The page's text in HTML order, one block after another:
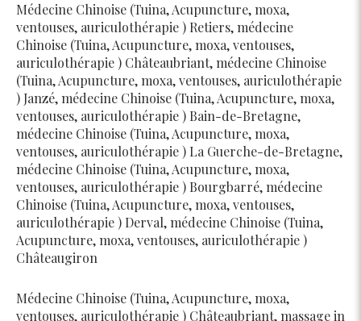
Médecine Chinoise (Tuina, Acupuncture, moxa,
ventouses, auriculothérapie ) Retiers,médecine
Chinoise (Tuina, Acupuncture, moxa, ventouses,
auriculothérapie ) Châteaubriant,médecine Chinoise
(Tuina, Acupuncture, moxa, ventouses, auriculothérapie
) Janzé,médecine Chinoise (Tuina, Acupuncture, moxa,
ventouses, auriculothérapie ) Bain-de-Bretagne,
médecine Chinoise (Tuina, Acupuncture, moxa,
ventouses, auriculothérapie ) La Guerche-de-Bretagne,
médecine Chinoise (Tuina, Acupuncture, moxa,
ventouses, auriculothérapie ) Bourgbarré,médecine
Chinoise (Tuina, Acupuncture, moxa, ventouses,
auriculothérapie ) Derval,médecine Chinoise (Tuina,
Acupuncture, moxa, ventouses, auriculothérapie )
Châteaugiron
Médecine Chinoise (Tuina, Acupuncture, moxa,
ventouses, auriculothérapie ) Châteaubriant,massage in